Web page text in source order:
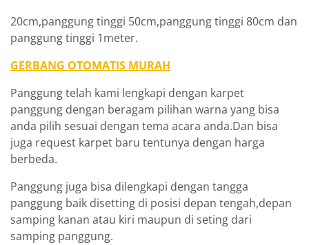
20cm,panggung tinggi 50cm,panggung tinggi 80cm dan
panggung tinggi 1meter.
GERBANG OTOMATIS MURAH
Panggung telah kami lengkapi dengan karpet
panggung dengan beragam pilihan warna yang bisa
anda pilih sesuai dengan tema acara anda.Dan bisa
juga request karpet baru tentunya dengan harga
berbeda.
Panggung juga bisa dilengkapi dengan tangga
panggung baik disetting di posisi depan tengah,depan
samping kanan atau kiri maupun di seting dari
samping panggung.